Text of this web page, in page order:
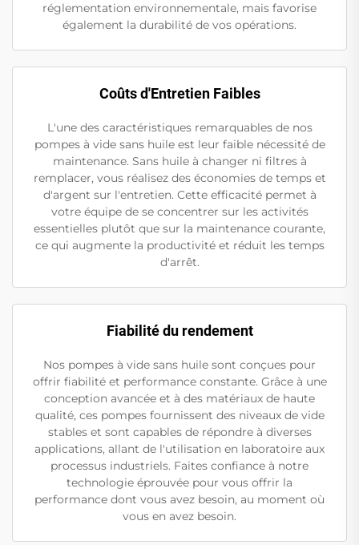
réglementation environnementale, mais favorise
également la durabilité de vos opérations.
Coûts d'Entretien Faibles
L'une des caractéristiques remarquables de nos
pompes à vide sans huile est leur faible nécessité de
maintenance. Sans huile à changer ni filtres à
remplacer, vous réalisez des économies de temps et
d'argent sur l'entretien. Cette efficacité permet à
votre équipe de se concentrer sur les activités
essentielles plutôt que sur la maintenance courante,
ce qui augmente la productivité et réduit les temps
d'arrêt.
Fiabilité du rendement
Nos pompes à vide sans huile sont conçues pour
offrir fiabilité et performance constante. Grâce à une
conception avancée et à des matériaux de haute
qualité, ces pompes fournissent des niveaux de vide
stables et sont capables de répondre à diverses
applications, allant de l'utilisation en laboratoire aux
processus industriels. Faites confiance à notre
technologie éprouvée pour vous offrir la
performance dont vous avez besoin, au moment où
vous en avez besoin.